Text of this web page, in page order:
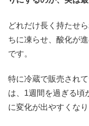
どれだけ長く持たせ
ちに凍らせ、酸化が
です。
特に冷蔵で販売され
は、1週間を過ぎる頃
に変化が出やすくなり